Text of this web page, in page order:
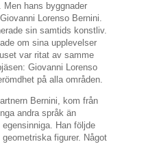
hans byggnader
Lorenso Bernini.
sin samtids konstliv.
om sina upplevelser
var ritat av samme
Giovanni Lorenso
på alla områden.
Bernini, kom från
andra språk än
Han följde
figurer. Något